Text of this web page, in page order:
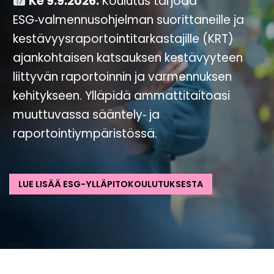
ESG‑valmennusohjelman suorittaneille ja
kestävyysraportointitarkastajille (KRT)
ajankohtaisen katsauksen kestävyyteen
liittyvän raportoinnin ja varmennuksen
kehitykseen. Ylläpidä ammattitaitoasi
muuttuvassa sääntely‑ ja
raportointiympäristössä.
LUE LISÄÄ ESG-YLLÄPITOKOULUTUKSESTA